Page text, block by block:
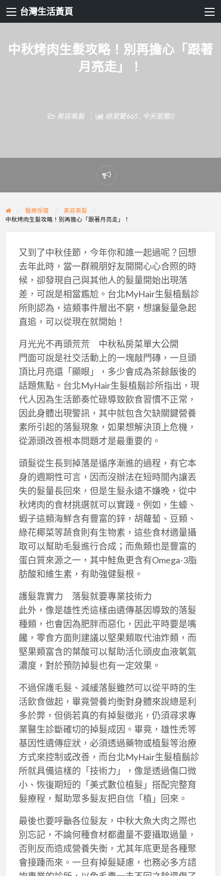
台灣生活黃頁
中秋烤肉生髮攻略！別再擔心「跟著
月亮走」！
美容美髮 總瀏覽665 , 今天瀏覽0
Report
problem
醫療保健
美容美髮
中秋烤肉生髮攻略！別再擔心「跟著月亮走」！
又到了中秋佳節，今年你和誰一起過呢？回想
去年此時，當一群親朋好友開開心心合照的時
候，卻發現自己與其他人的髮量開始出現落
差，可說是相當尷尬。台北MyHair生髮植鬍診
所則認為，這類事件層出不窮，想讓髮量急起
直追，可以從現在就開始！
月光光不再頭荒荒 中秋私房菜單大公開
門面可說是社交活動上的一塊敲門磚，一旦頭
頂比月亮還「顯眼」，多少會成為茶餘飯後的
話題焦點。台北MyHair生髮植鬍診所指出，現
代人因為生活節奏忙碌導致飲食習慣不正常，
因此身體出現警訊，其中就包含欠缺關鍵營養
素所引起的落髮現象，如果想解決頂上危機，
從源頭改善根本問題才是最重要的。
頭髮從生長到掉落是循序漸進的過程，有它本
身的週期性可言，因而沒辦法在短時間內讓丟
失的髮量長回來，但是生髮永遠不嫌晚，從中
秋烤肉的食材挑選就可以實踐。例如，生蠔、
蝦子這類海鮮含有豐富的鋅，胡蘿蔔、豆類、
綠花椰菜等蔬食則有生物素，這些食材適量攝
取可以幫助毛髮進行合成；而魚類也是豐富的
蛋白質來源之一，其中鮭魚更含有Omega-3脂
肪酸和維生素，有助強健髮根。
護髮靠實力 落髮就要專業技術力
此外，像是雄性禿這樣由遺傳基因導致的落髮
種類，也會因為肥胖而惡化，因此平時要是嘴
饞，零食方面則建議以堅果類取代油炸類，而
堅果類富含的葉酸可以幫助活化頭皮血液氧氣
濃度，對於預防掉髮也有一定效果。
不過保護毛髮、減緩落髮雖然可以從平時的生
活飲食做起，畢竟營養均衡對身體來說總是利
多於弊，但倘若真的有掉髮徵兆，仍須尋求專
業醫生診斷確切的掉髮成因。畢竟，雄性禿等
基因性遺傳症狀，必須透過藥物或植髮等治療
方式來控制或改善，而台北MyHair生髮植鬍診
所就具備這樣的「技術力」，像是透過傷口微
小、恢復期短的「美式數位植髮」搭配完整育
髮療程，幫助眾多髮友把自信「植」回來。
最後也要呼籲各位髮友，中秋大魚大肉之際也
別忘記，不論何種食材都盡量不要攝取過量，
否則反而造成營養失衡，尤其年底更是各種聚
會接踵而來。一旦有掉髮疑慮，也務必多方諮